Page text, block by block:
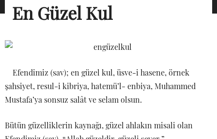
En Güzel Kul
Efendimiz (sav); en güzel kul, üsve-i hasene, örnek
şahsiyet, resul-i kibriya, hatemü’l- enbiya, Muhammed
Mustafa’ya sonsuz salât ve selam olsun.
Bütün güzelliklerin kaynağı, güzel ahlakın misali olan